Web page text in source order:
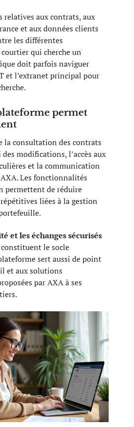
relatives aux contrats, aux
et aux données clients
les différentes
qui cherche un
doit parfois naviguer
et l’extranet principal pour
permet
la consultation des contrats
modifications, l’accès aux
et la communication
Les fonctionnalités
permettent de réduire
liées à la gestion
et les échanges sécurisés
constituent le socle
sert aussi de point
et aux solutions
par AXA à ses